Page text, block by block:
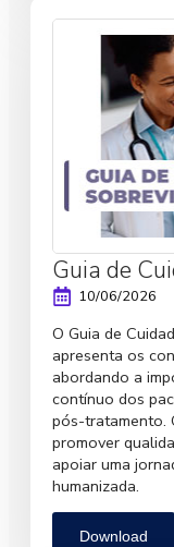
Guia de
10/06/2026
O Guia de
apresenta os
abordando a
contínuo dos
pós-tratamento.
promover
apoiar uma
humanizada.
Download